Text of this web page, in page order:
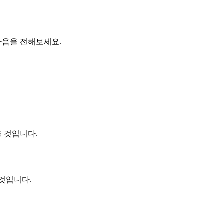
을 전해보세요.
것입니다.
입니다.